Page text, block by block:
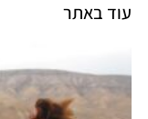
עוד באתר